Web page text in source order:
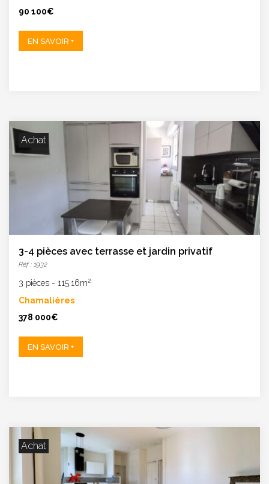
90 100€
EN SAVOIR +
Achat
3-4 pièces avec terrasse et jardin privatif
Réf : 1932
3 pièces - 115.16m2
Chamalières
378 000€
EN SAVOIR +
Achat